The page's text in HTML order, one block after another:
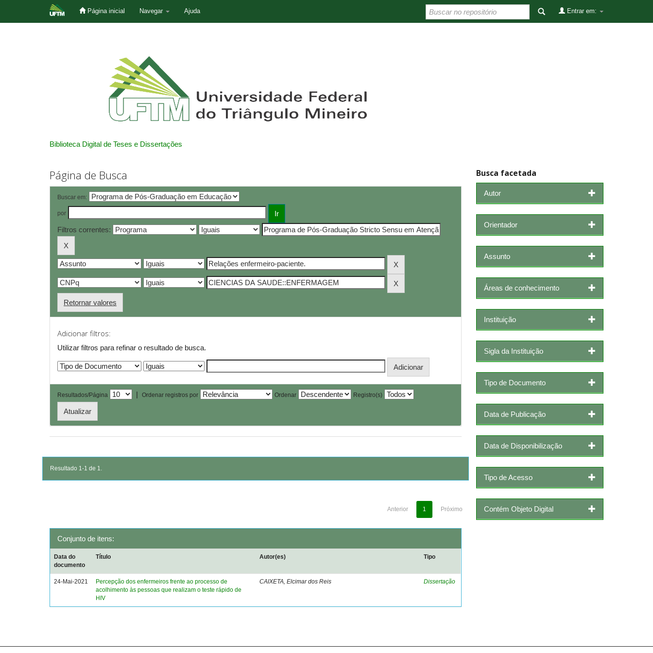
Página inicial Navegar Ajuda Entrar em:
Biblioteca Digital de Teses e Dissertações
Página de Busca
Buscar em:
por
Filtros correntes:
Retornar valores
Adicionar filtros:
Utilizar filtros para refinar o resultado de busca.
Resultados/Página | Ordenar registros por Ordenar Registro(s)
Resultado 1-1 de 1.
Anterior 1 Próximo
Conjunto de itens:
Data do
documento
Título Autor(es) Tipo
24-Mai-2021
Percepção dos enfermeiros frente ao processo de
acolhimento às pessoas que realizam o teste rápido de
HIV
CAIXETA, Elcimar dos Reis Dissertação
Busca facetada
Autor
Orientador
Assunto
Áreas de conhecimento
Instituição
Sigla da Instituição
Tipo de Documento
Data de Publicação
Data de Disponibilização
Tipo de Acesso
Contém Objeto Digital